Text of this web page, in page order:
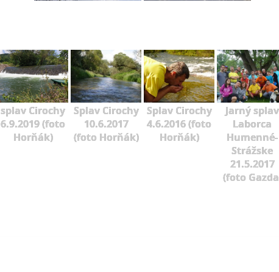
splav Cirochy
6.9.2019 (foto
Horňák)
Splav Cirochy
10.6.2017
(foto Horňák)
Splav Cirochy
4.6.2016 (foto
Horňák)
Jarný splav
Laborca
Humenné-
Strážske
21.5.2017
(foto